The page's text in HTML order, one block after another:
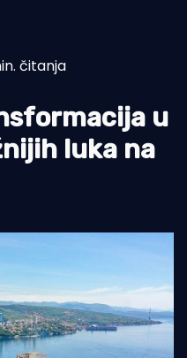
čitanja
u
luka na